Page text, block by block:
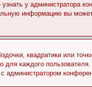
у администратора
информацию вы
квадратики или
каждого
администратором